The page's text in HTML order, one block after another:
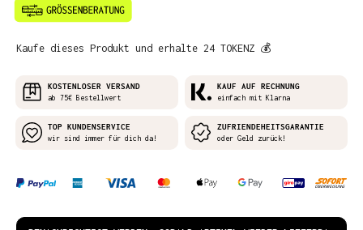
Kaufe dieses Produkt und erhalte 24 TOKENZ 💰
KOSTENLOSER VERSAND
ab 75€ Bestellwert
KAUF AUF RECHNUNG
einfach mit Klarna
TOP KUNDENSERVICE
wir sind immer für dich da!
ZUFRIENDEHEITSGARANTIE
oder Geld zurück!